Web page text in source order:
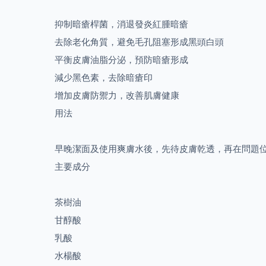
抑制暗瘡桿菌，消退發炎紅腫暗瘡
去除老化角質，避免毛孔阻塞形成黑頭白頭
平衡皮膚油脂分泌，預防暗瘡形成
減少黑色素，去除暗瘡印
增加皮膚防禦力，改善肌膚健康
用法
早晚潔面及使用爽膚水後，先待皮膚乾透，再在問題
主要成分
茶樹油
甘醇酸
乳酸
水楊酸